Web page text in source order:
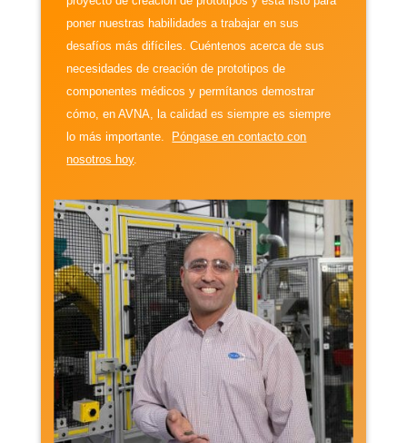
poner nuestras habilidades a trabajar en sus
desafíos más difíciles. Cuéntenos acerca de sus
necesidades de creación de prototipos de
componentes médicos y permítanos demostrar
cómo, en AVNA, la calidad es siempre es siempre
lo más importante.
Póngase en contacto con
nosotros hoy.